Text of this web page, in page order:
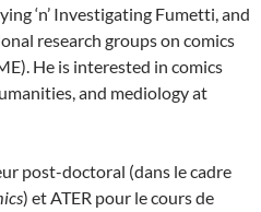
‘n’ Investigating Fumetti, and
research groups on comics
He is interested in comics
and mediology at
post-doctoral (dans le cadre
) et ATER pour le cours de